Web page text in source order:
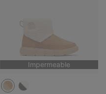
Impermeable